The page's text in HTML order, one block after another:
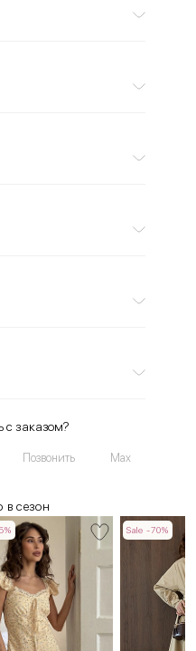
заказом?
Позвонить Max
в сезон
Sale -70%